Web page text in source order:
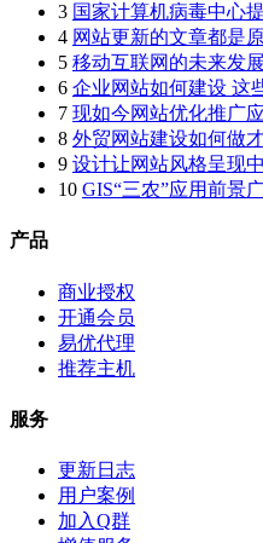
3 国家计算机病毒中心
4 网站更新的文章都是
5 移动互联网的未来发
6 企业网站如何建设 这
7 现如今网站优化推广
8 外贸网站建设如何做
9 设计让网站风格呈现
10 GIS“三农”应用前景
产品
商业授权
开通会员
易优代理
推荐主机
服务
更新日志
用户案例
加入Q群